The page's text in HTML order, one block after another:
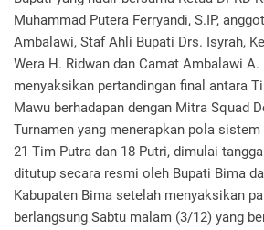
Muhammad Putera Ferryandi, S.IP,
Ambalawi, Staf Ahli Bupati Drs. Isyrah,
Wera H. Ridwan dan Camat Ambalawi A.
menyaksikan pertandingan final antara
Mawu berhadapan dengan Mitra Squad
Turnamen yang menerapkan pola
21 Tim Putra dan 18 Putri, dimulai
ditutup secara resmi oleh Bupati Bima
Kabupaten Bima setelah menyaksikan
berlangsung Sabtu malam (3/12) yang